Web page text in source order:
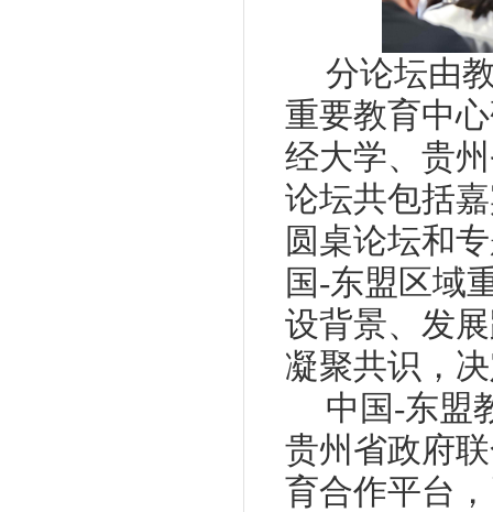
分论坛由
重要教育中
经大学、贵
论坛共包括
圆桌论坛和
国-东盟区域
设背景、发
凝聚共识，
中国-东盟
贵州省政府
育合作平台